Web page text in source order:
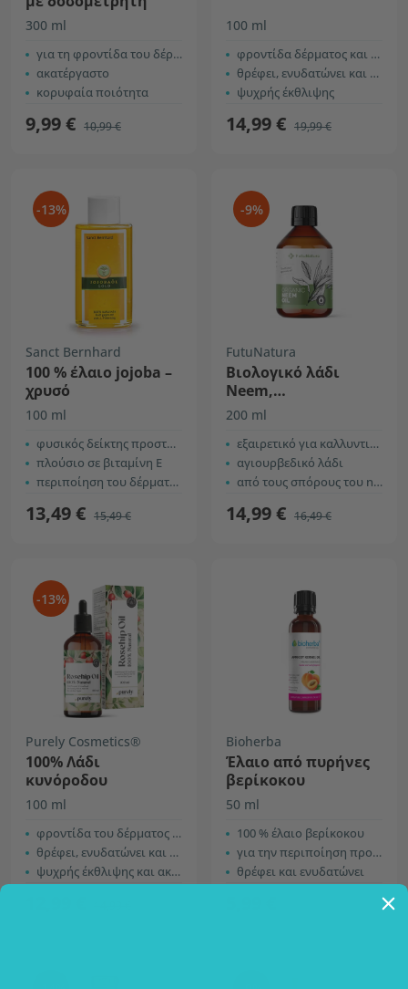
300 ml
για τη φροντίδα του δέρματος
ακατέργαστο
κορυφαία ποιότητα
9,99 € 10,99 €
100 ml
φροντίδα δέρματος και μαλλιών
θρέφει, ενυδατώνει και αναζωογονεί
ψυχρής έκθλιψης
14,99 € 19,99 €
-13%
Sanct Bernhard
100 % έλαιο jojoba –
χρυσό
100 ml
φυσικός δείκτης προστασίας
πλούσιο σε βιταμίνη Ε
περιποίηση του δέρματος και των μαλλιών
13,49 € 15,49 €
-9%
FutuNatura
Βιολογικό λάδι
Neem,
ψυχρής έκθλιψης
200 ml
εξαιρετικό για καλλυντικά
αγιουρβεδικό λάδι
από τους σπόρους του neem
14,99 € 16,49 €
-13%
Purely Cosmetics®
100% Λάδι
κυνόροδου
100 ml
φροντίδα του δέρματος και των μαλλιών
θρέφει, ενυδατώνει και αναζωογονεί
ψυχρής έκθλιψης και ακατέργαστο
Bioherba
Έλαιο από πυρήνες
βερίκοκου
50 ml
100 % έλαιο βερίκοκου
για την περιποίηση προσώπου, μαλλιών και σώματος
θρέφει και ενυδατώνει